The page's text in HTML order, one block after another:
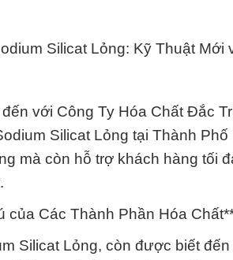
Silicat Lỏng: Kỹ Thuật Mới
với Công Ty Hóa Chất Đắc
Silicat Lỏng tại Thành
mà còn hỗ trợ khách hàng tối
của Các Thành Phần Hóa
Silicat Lỏng, còn được biết